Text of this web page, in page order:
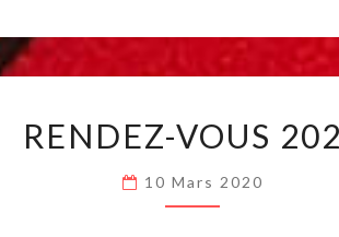
VOUS
RENDEZ-VOUS
10 Mars 2020